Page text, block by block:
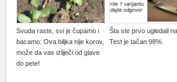
Svuda raste, svi je čupamo i
bacamo: Ova biljka nije korov,
može da vas izliječi od glave
do pete!
Šta ste prvo ugledali
Test je tačan 98%.